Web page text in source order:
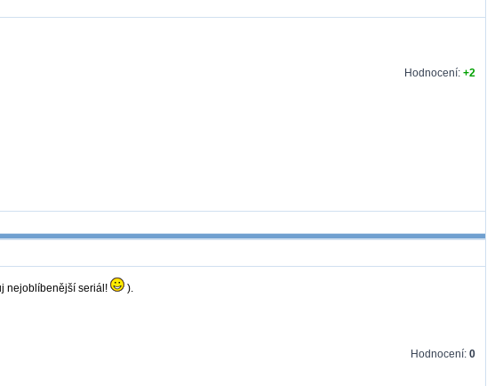
Hodnocení: +2
nejoblíbenější seriál! ).
Hodnocení: 0